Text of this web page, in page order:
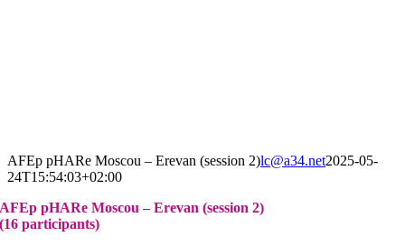
AFEp pHARe Moscou – Erevan (session 2)lc@a34.net2025-05-
24T15:54:03+02:00
AFEp pHARe Moscou – Erevan (session 2)
(16 participants)